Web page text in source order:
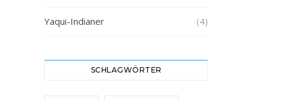
Yaqui-Indianer (4)
SCHLAGWÖRTER